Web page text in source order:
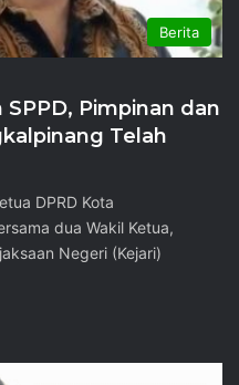
Berita
Pimpinan dan
Telah
DPRD Kota
dua Wakil Ketua,
Negeri (Kejari)